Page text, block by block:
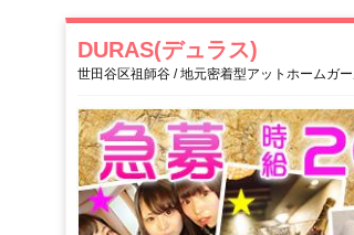
DURAS(デュラス)
世田谷区祖師谷 / 地元密着型アットホームガ